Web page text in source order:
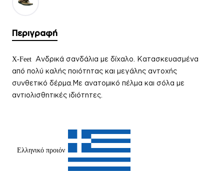
Περιγραφή
X-Feet Ανδρικά σανδάλια με δίχαλο. Κατασκευασμένα
από πολύ καλής ποιότητας και μεγάλης αντοχής
συνθετικό δέρμα. Με ανατομικό πέλμα και σόλα με
αντιολισθητικές ιδιότητες.
Ελληνικό προιόν